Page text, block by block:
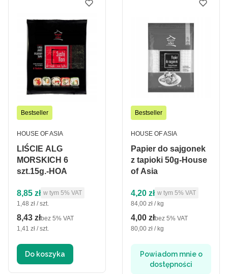
Bestseller
LIŚCIE ALG
MORSKICH 6
szt.15g.-HOA
PRODUCENT
HOUSE OF ASIA
Cena brutto
8,85 zł w tym %s VAT
w tym 5% VAT
Cena jednostkowa brutto
1,48 zł / szt.
Cena netto
8,43 złbez 5% VAT
Cena jednostkowa netto
1,41 zł / szt.
Do koszyka
Bestseller
Papier do sajgonek
z tapioki 50g-House
of Asia
PRODUCENT
HOUSE OF ASIA
Cena brutto
4,20 zł w tym %s VAT
w tym 5% VAT
Cena jednostkowa brutto
84,00 zł / kg
Cena netto
4,00 złbez 5% VAT
Cena jednostkowa netto
80,00 zł / kg
Powiadom mnie o
dostępności